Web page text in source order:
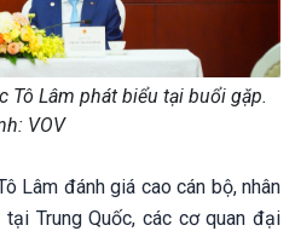
Tô Lâm phát biểu tại buổi gặp.
VOV
Lâm đánh giá cao cán bộ, nhân
Trung Quốc, các cơ quan đại